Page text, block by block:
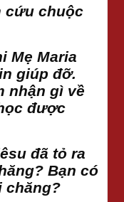
cứu chuộc
Mẹ Maria
giúp đỡ.
nhận gì về
được
đã tỏ ra
Bạn có
chăng?